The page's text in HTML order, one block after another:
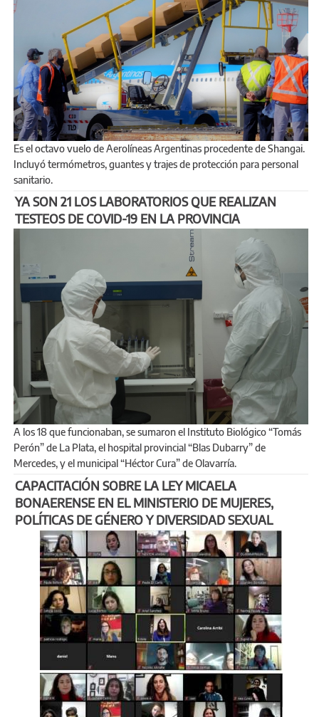
Es el octavo vuelo de Aerolíneas Argentinas procedente de Shangai.
Incluyó termómetros, guantes y trajes de protección para personal
sanitario.
YA SON 21 LOS LABORATORIOS QUE REALIZAN
TESTEOS DE COVID-19 EN LA PROVINCIA
A los 18 que funcionaban, se sumaron el Instituto Biológico “Tomás
Perón” de La Plata, el hospital provincial “Blas Dubarry” de
Mercedes, y el municipal “Héctor Cura” de Olavarría.
CAPACITACIÓN SOBRE LA LEY MICAELA
BONAERENSE EN EL MINISTERIO DE MUJERES,
POLÍTICAS DE GÉNERO Y DIVERSIDAD SEXUAL